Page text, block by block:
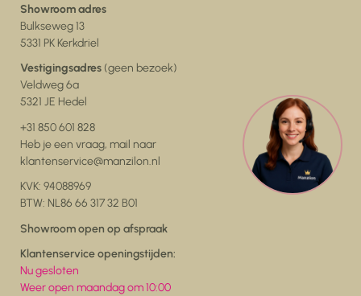
Showroom adres
Bulkseweg 13
5331 PK Kerkdriel
Vestigingsadres (geen bezoek)
Veldweg 6a
5321 JE Hedel
+31 850 601 828
Heb je een vraag, mail naar
klantenservice@manzilon.nl
KVK: 94088969
BTW: NL86 66 317 32 B01
Showroom open op afspraak
Klantenservice openingstijden:
Nu gesloten
Weer open maandag om 10:00